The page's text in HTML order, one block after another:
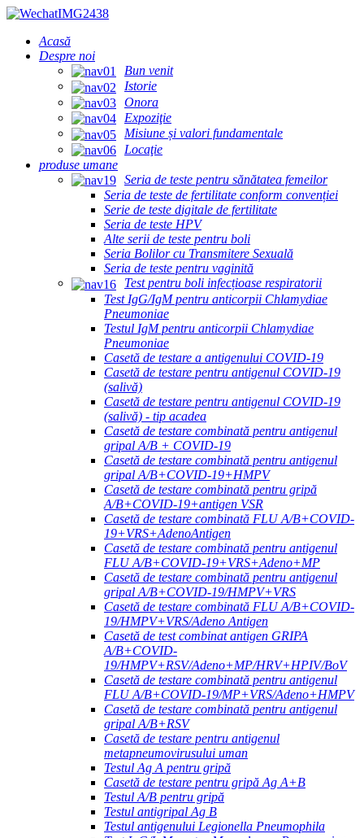
Acasă
Despre noi
Bun venit
Istorie
Onora
Expoziţie
Misiune și valori fundamentale
Locaţie
produse umane
Seria de teste pentru sănătatea femeilor
Seria de teste de fertilitate conform convenției
Serie de teste digitale de fertilitate
Seria de teste HPV
Alte serii de teste pentru boli
Seria Bolilor cu Transmitere Sexuală
Seria de teste pentru vaginită
Test pentru boli infecțioase respiratorii
Test IgG/IgM pentru anticorpii Chlamydiae
Pneumoniae
Testul IgM pentru anticorpii Chlamydiae
Pneumoniae
Casetă de testare a antigenului COVID-19
Casetă de testare pentru antigenul COVID-19
(salivă)
Casetă de testare pentru antigenul COVID-19
(salivă) - tip acadea
Casetă de testare combinată pentru antigenul
gripal A/B + COVID-19
Casetă de testare combinată pentru antigenul
gripal A/B+COVID-19+HMPV
Casetă de testare combinată pentru gripă
A/B+COVID-19+antigen VSR
Casetă de testare combinată FLU A/B+COVID-
19+VRS+AdenoAntigen
Casetă de testare combinată pentru antigenul
FLU A/B+COVID-19+VRS+Adeno+MP
Casetă de testare combinată pentru antigenul
gripal A/B+COVID-19/HMPV+VRS
Casetă de testare combinată FLU A/B+COVID-
19/HMPV+VRS/Adeno Antigen
Casetă de test combinat antigen GRIPA
A/B+COVID-
19/HMPV+RSV/Adeno+MP/HRV+HPIV/BoV
Casetă de testare combinată pentru antigenul
FLU A/B+COVID-19/MP+VRS/Adeno+HMPV
Casetă de testare combinată pentru antigenul
gripal A/B+RSV
Casetă de testare pentru antigenul
metapneumovirusului uman
Testul Ag A pentru gripă
Casetă de testare pentru gripă Ag A+B
Testul A/B pentru gripă
Testul antigripal Ag B
Testul antigenului Legionella Pneumophila